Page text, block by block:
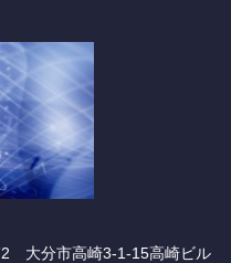
大分市高崎3-1-15高崎ビル